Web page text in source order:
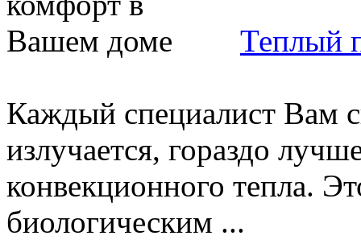
Теплый
Каждый специалист Вам
излучается, гораздо
конвекционного тепла.
биологическим ...